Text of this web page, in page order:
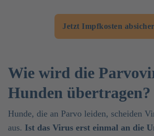
Jetzt Impfkosten
Wie wird die
Hunden übertragen?
Hunde, die an Parvo leiden, scheiden
aus. Ist das Virus erst einmal an die